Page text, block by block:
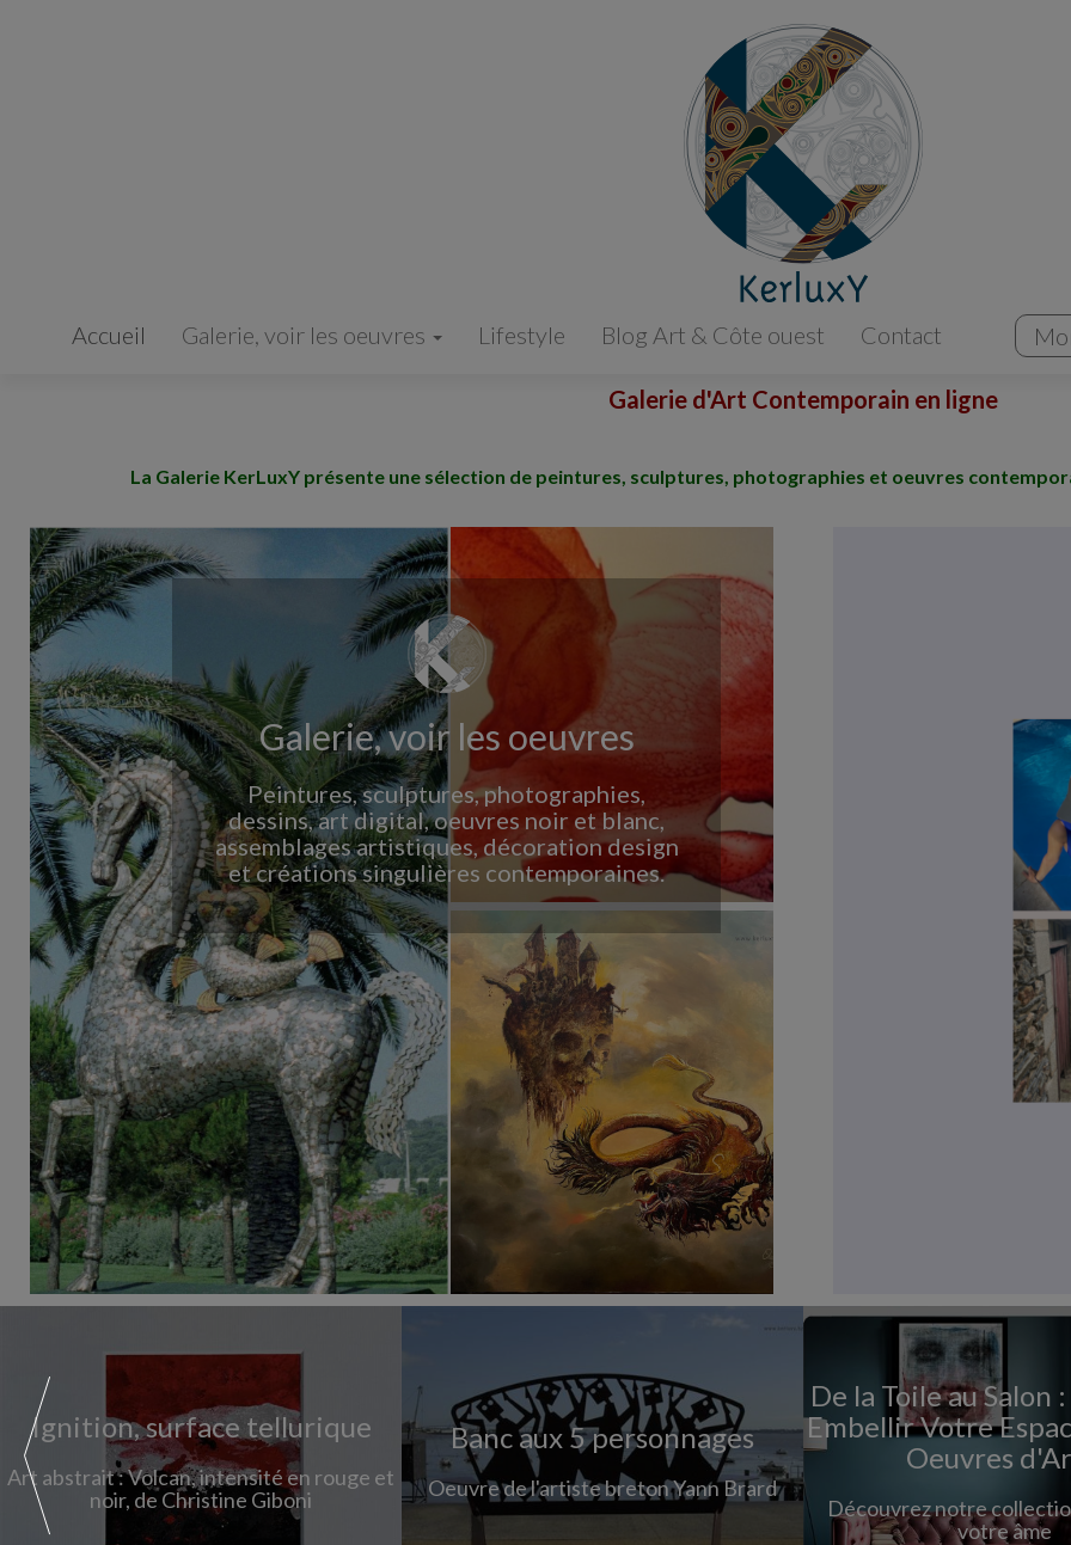
Accueil Galerie, voir les oeuvres Lifestyle Blog Art & Côte ouest Contact
Galerie d'Art Contemporain en ligne
La Galerie KerLuxY présente une sélection de peintures, sculptures, photographies et oeuvres
Galerie, voir les oeuvres
Peintures, sculptures, photographies,
dessins, art digital, oeuvres noir et blanc,
assemblages artistiques, décoration design
et créations singulières contemporaines.
Ignition, surface tellurique
Art abstrait : Volcan, intensité en rouge et
noir, de Christine Giboni
Banc aux 5 personnages
Oeuvre de l'artiste breton Yann Brard
De la Toile au Salon
Embellir Votre
Oeuvres
Découvrez notre
votre âme